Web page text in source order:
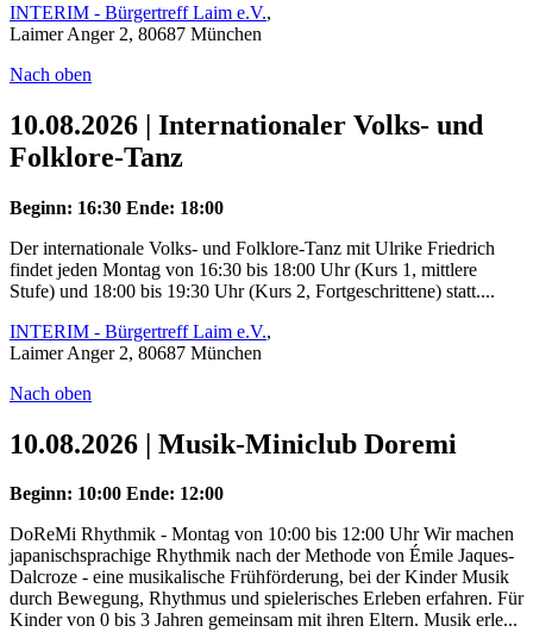
INTERIM - Bürgertreff Laim e.V.,
Laimer Anger 2, 80687 München
Nach oben
10.08.2026 | Internationaler Volks- und
Folklore-Tanz
Beginn: 16:30 Ende: 18:00
Der internationale Volks- und Folklore-Tanz mit Ulrike Friedrich
findet jeden Montag von 16:30 bis 18:00 Uhr (Kurs 1, mittlere
Stufe) und 18:00 bis 19:30 Uhr (Kurs 2, Fortgeschrittene) statt....
INTERIM - Bürgertreff Laim e.V.,
Laimer Anger 2, 80687 München
Nach oben
10.08.2026 | Musik-Miniclub Doremi
Beginn: 10:00 Ende: 12:00
DoReMi Rhythmik - Montag von 10:00 bis 12:00 Uhr Wir machen
japanischsprachige Rhythmik nach der Methode von Émile Jaques-
Dalcroze - eine musikalische Frühförderung, bei der Kinder Musik
durch Bewegung, Rhythmus und spielerisches Erleben erfahren. Für
Kinder von 0 bis 3 Jahren gemeinsam mit ihren Eltern. Musik erle...